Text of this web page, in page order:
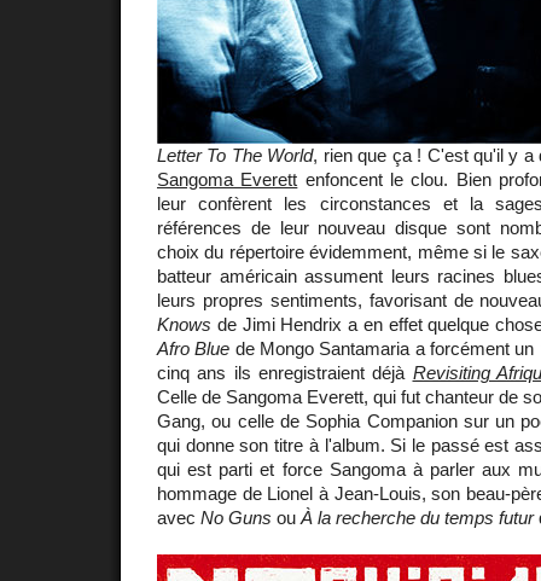
Letter To The World, rien que ça ! C'est qu'il y a
Sangoma Everett enfoncent le clou. Bien
leur confèrent les circonstances et la
références de leur nouveau disque sont
choix du répertoire évidemment, même si le
batteur américain assument leurs racines
leurs propres sentiments, favorisant de
Knows de Jimi Hendrix a en effet quelque
Afro Blue de Mongo Santamaria a forcément
cinq ans ils enregistraient déjà Revisiting
Celle de Sangoma Everett, qui fut chanteur de
Gang, ou celle de Sophia Companion sur un
qui donne son titre à l'album. Si le passé est
qui est parti et force Sangoma à parler aux
hommage de Lionel à Jean-Louis, son beau-
avec No Guns ou À la recherche du temps futur